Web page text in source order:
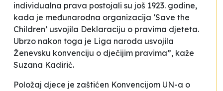
individualna prava postojali su još 1923. godine,
kada je međunarodna organizacija ‘Save the
Children’ usvojila Deklaraciju o pravima djeteta.
Ubrzo nakon toga je Liga naroda usvojila
Ženevsku konvenciju o dječijim pravima”, kaže
Suzana Kadirić.
Položaj djece je zaštićen Konvencijom UN-a o